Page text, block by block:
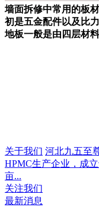
墙面拆修中常用的板
初是五金配件以及比
地板一般是由四层材料
关于我们 河北九五至
HPMC生产企业，成
亩...
关注我们
最新消息